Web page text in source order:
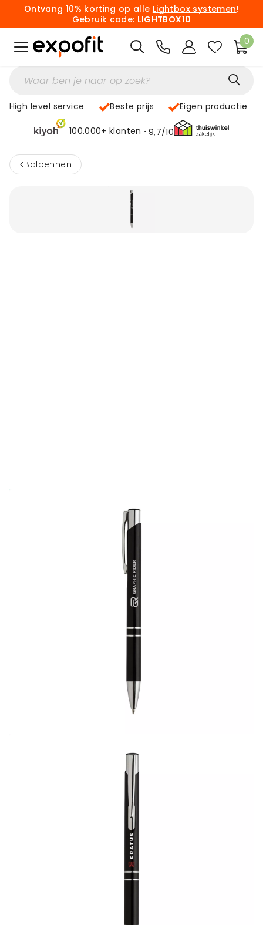
Ontvang 10% korting op alle Lightbox systemen!
Gebruik code: LIGHTBOX10
0
High level service Beste prijs Eigen productie
100.000+ klanten 9,7/10
< Balpennen